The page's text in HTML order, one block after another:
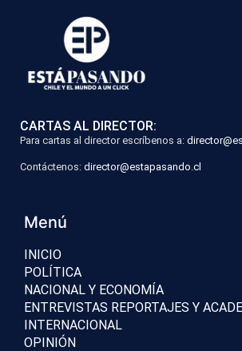
CARTAS AL DIRECTOR:
Para cartas al director escríbenos a:
Contáctenos: director@estapasando.cl
Menú
INICIO
POLÍTICA
NACIONAL Y ECONOMÍA
ENTREVISTAS REPORTAJES Y
INTERNACIONAL
OPINIÓN